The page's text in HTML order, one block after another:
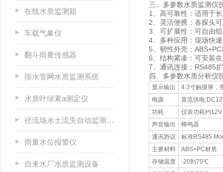
在线水质监测箱
车载气象仪
翻斗雨量传感器
排水管网水质监测系统
水质叶绿素a测定仪
径流场水土流失自动监测系统
雨量水位报警仪
自来水厂水质监测设备
三、多参数水质监测仪
1、高可靠性：适用于
2、灵活便携：各探头
3、可扩展性：可自由
4、多种应用：现场快
5、韧性外壳：
6、结构紧凑：可安装
7、通讯连接：RS485
四、多参数水质分析仪
显示输出
4.3寸触摸屏，
电源
直流供电
功耗
仪表功耗约12V
声音输出
蜂鸣器
通讯协议
标准RS485
主要材料
ABS+PC材质
存储温度
-20到70℃